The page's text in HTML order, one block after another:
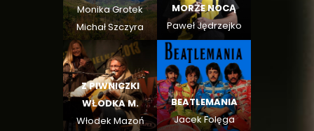
Monika Grotek
Michał Szczyra
MORŻE NOCĄ
Paweł Jędrzejko
Z PIWNICZKI
WŁODKA M.
Włodek Mazoń
BEATLEMANIA
Jacek Folęga